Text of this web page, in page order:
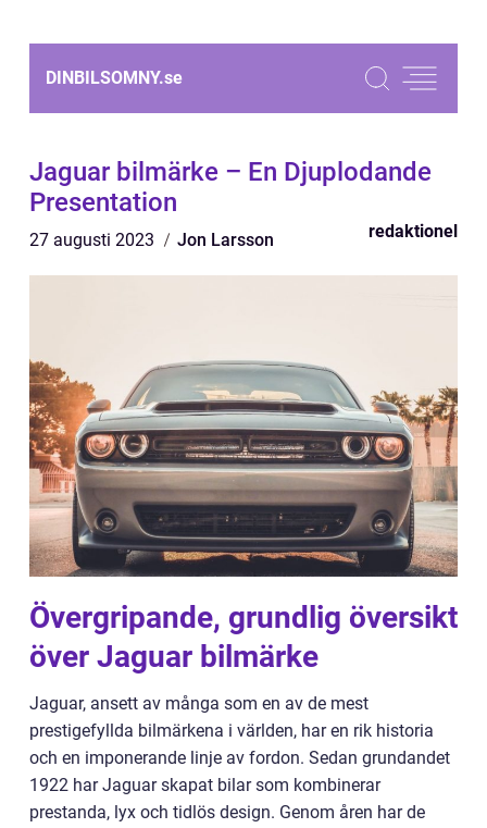
DINBILSOMNY.se
Jaguar bilmärke – En Djuplodande
Presentation
27 augusti 2023 Jon Larsson redaktionel
Övergripande, grundlig översikt
över Jaguar bilmärke
Jaguar, ansett av många som en av de mest
prestigefyllda bilmärkena i världen, har en rik historia
och en imponerande linje av fordon. Sedan grundandet
1922 har Jaguar skapat bilar som kombinerar
prestanda, lyx och tidlös design. Genom åren har de